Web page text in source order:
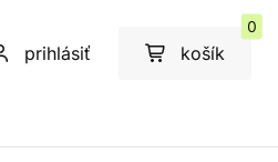
prihlásiť košík
0